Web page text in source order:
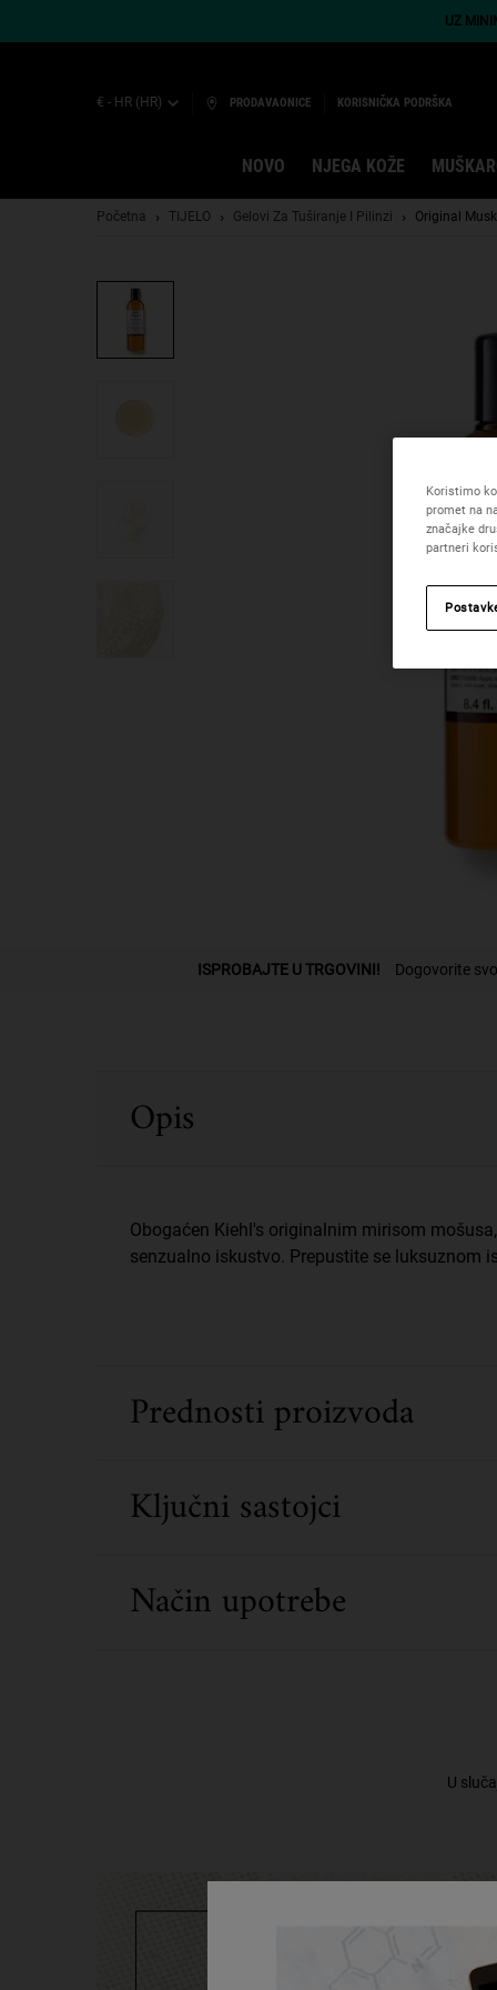
UZ
€ - HR (HR) PRODAVAONICE KORISNIČKA PODRŠKA
NOVO NJEGA KOŽE
Početna TIJELO Gelovi Za Tuširanje I Pilinzi Original
ISPROBAJTE U TRGOVINI! Dogovorite
Opis
Obogaćen Kiehl's originalnim mirisom
senzualno iskustvo. Prepustite se luksuznom
Prednosti proizvoda
Ključni sastojci
Način upotrebe
U
Koristimo
promet na
značajke
partneri